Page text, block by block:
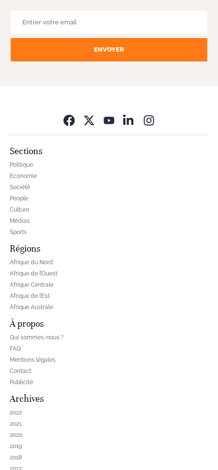
ENVOYER
Sections
Politique
Economie
Société
People
Culture
Médias
Sports
Régions
Afrique du Nord
Afrique de l’Ouest
Afrique Centrale
Afrique de l’Est
Afrique Australe
À propos
Qui sommes-nous ?
FAQ
Mentions légales
Contact
Publicité
Archives
2022
2021
2020
2019
2018
2017